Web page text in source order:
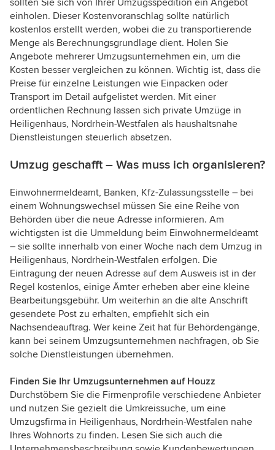
sollten Sie sich von Ihrer Umzugsspedition ein Angebot
einholen. Dieser Kostenvoranschlag sollte natürlich
kostenlos erstellt werden, wobei die zu transportierende
Menge als Berechnungsgrundlage dient. Holen Sie
Angebote mehrerer Umzugsunternehmen ein, um die
Kosten besser vergleichen zu können. Wichtig ist, dass die
Preise für einzelne Leistungen wie Einpacken oder
Transport im Detail aufgelistet werden. Mit einer
ordentlichen Rechnung lassen sich private Umzüge in
Heiligenhaus, Nordrhein-Westfalen als haushaltsnahe
Dienstleistungen steuerlich absetzen.
Umzug geschafft – Was muss ich organisieren?
Einwohnermeldeamt, Banken, Kfz-Zulassungsstelle – bei
einem Wohnungswechsel müssen Sie eine Reihe von
Behörden über die neue Adresse informieren. Am
wichtigsten ist die Ummeldung beim Einwohnermeldeamt
– sie sollte innerhalb von einer Woche nach dem Umzug in
Heiligenhaus, Nordrhein-Westfalen erfolgen. Die
Eintragung der neuen Adresse auf dem Ausweis ist in der
Regel kostenlos, einige Ämter erheben aber eine kleine
Bearbeitungsgebühr. Um weiterhin an die alte Anschrift
gesendete Post zu erhalten, empfiehlt sich ein
Nachsendeauftrag. Wer keine Zeit hat für Behördengänge,
kann bei seinem Umzugsunternehmen nachfragen, ob Sie
solche Dienstleistungen übernehmen.
Finden Sie Ihr Umzugsunternehmen auf Houzz
Durchstöbern Sie die Firmenprofile verschiedene Anbieter
und nutzen Sie gezielt die Umkreissuche, um eine
Umzugsfirma in Heiligenhaus, Nordrhein-Westfalen nahe
Ihres Wohnorts zu finden. Lesen Sie sich auch die